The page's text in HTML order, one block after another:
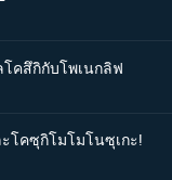
โคสึกิกับโพเนกลิฟ
โคซุกิโมโมโนซุเกะ!